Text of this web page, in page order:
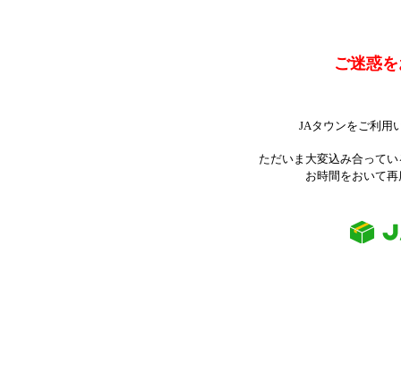
ご迷惑
JAタウンをご利用
ただいま大変込み合って
お時間をおいて